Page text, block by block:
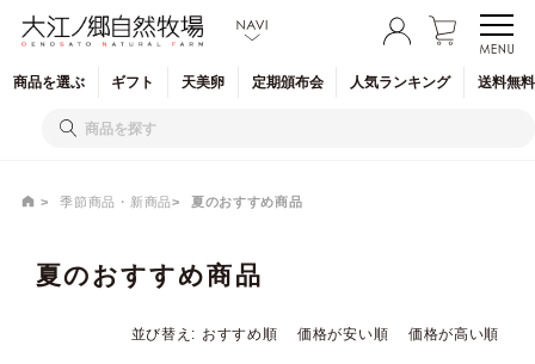
商品を選ぶ ギフト 天美卵 定期頒布会 人気ランキング 送料無
季節商品・新商品 夏のおすすめ商品
夏のおすすめ商品
並び替え おすすめ順 価格が安い順 価格が高い順